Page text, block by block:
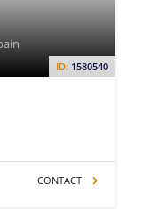
ID: 1580540
CONTACT